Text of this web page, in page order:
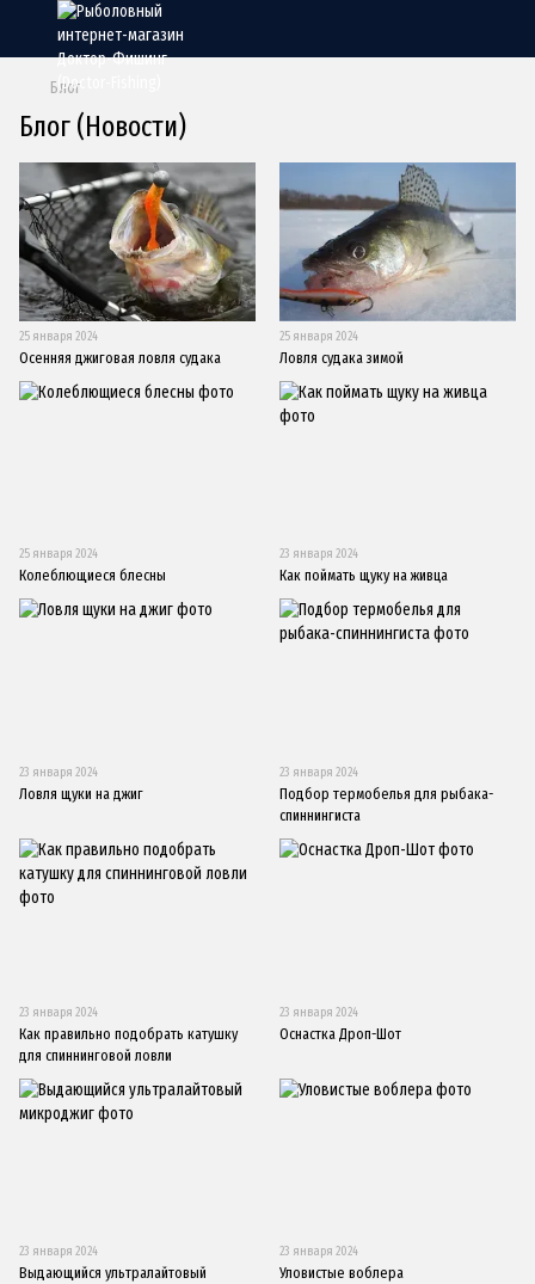
Блог
Блог (Новости)
25 января 2024
Осенняя джиговая ловля судака
25 января 2024
Ловля судака зимой
25 января 2024
Колеблющиеся блесны
23 января 2024
Как поймать щуку на живца
23 января 2024
Ловля щуки на джиг
23 января 2024
Подбор термобелья для рыбака-
спиннингиста
23 января 2024
Как правильно подобрать катушку
для спиннинговой ловли
23 января 2024
Оснастка Дроп-Шот
23 января 2024
Выдающийся ультралайтовый
23 января 2024
Уловистые воблера